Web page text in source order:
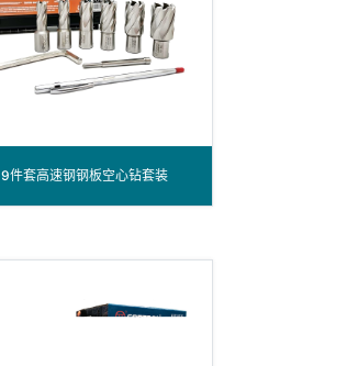
9件套高速钢钢板空心钻套装